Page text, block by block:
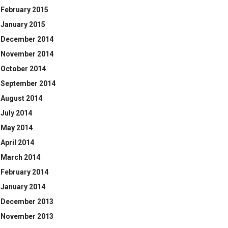
February 2015
January 2015
December 2014
November 2014
October 2014
September 2014
August 2014
July 2014
May 2014
April 2014
March 2014
February 2014
January 2014
December 2013
November 2013